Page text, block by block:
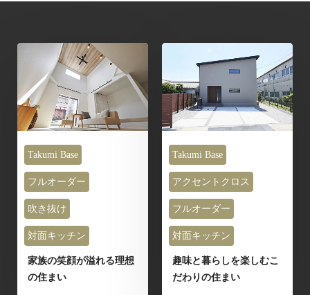
Takumi Base
フルオーダー
吹き抜け
対面キッチン
家族の笑顔が溢れる理想
の住まい
Takumi Base
アクセントクロス
フルオーダー
対面キッチン
趣味と暮らしを楽しむこ
だわりの住まい